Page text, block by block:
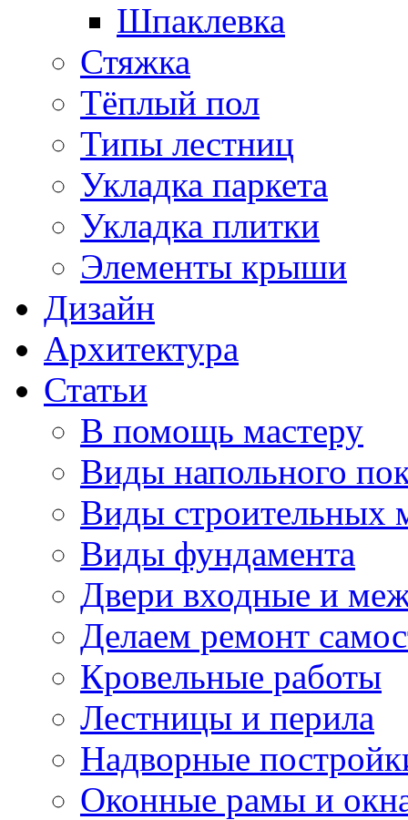
Шпаклевка
Стяжка
Тёплый пол
Типы лестниц
Укладка паркета
Укладка плитки
Элементы крыши
Дизайн
Архитектура
Статьи
В помощь мастеру
Виды напольного
Виды строительных
Виды фундамента
Двери входные и
Делаем ремонт
Кровельные работы
Лестницы и перила
Надворные
Оконные рамы и